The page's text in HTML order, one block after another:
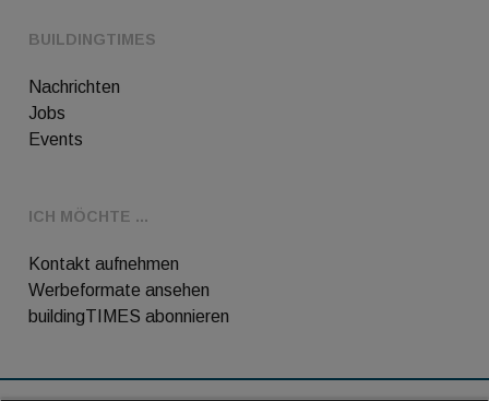
BUILDINGTIMES
Nachrichten
Jobs
Events
ICH MÖCHTE ...
Kontakt aufnehmen
Werbeformate ansehen
buildingTIMES abonnieren